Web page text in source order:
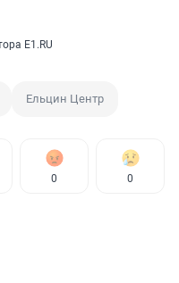
E1.RU
Ельцин Центр
0 0